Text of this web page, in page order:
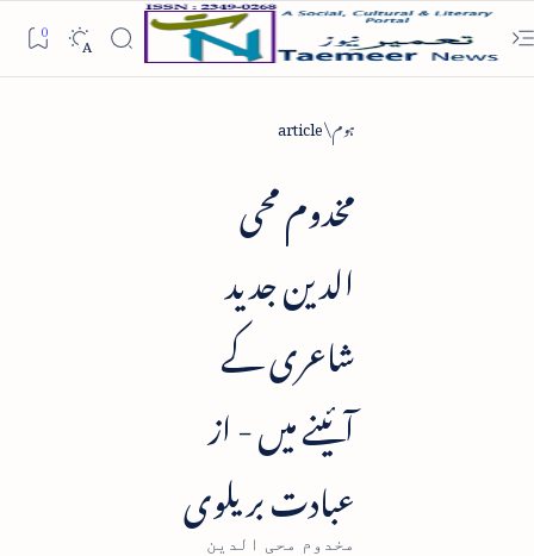
ہوم article
مخدوم محی
الدین جدید
شاعری کے
آئینے میں - از
عبادت بریلوی
مخدوم محی الدین